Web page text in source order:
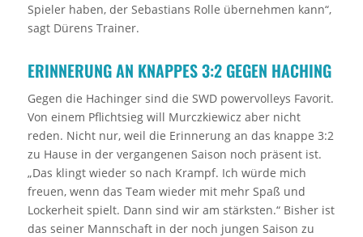
Spieler haben, der Sebastians Rolle übernehmen kann“,
sagt Dürens Trainer.
ERINNERUNG AN KNAPPES 3:2 GEGEN HACHING
Gegen die Hachinger sind die SWD powervolleys Favorit.
Von einem Pflichtsieg will Murczkiewicz aber nicht
reden. Nicht nur, weil die Erinnerung an das knappe 3:2
zu Hause in der vergangenen Saison noch präsent ist.
„Das klingt wieder so nach Krampf. Ich würde mich
freuen, wenn das Team wieder mit mehr Spaß und
Lockerheit spielt. Dann sind wir am stärksten.“ Bisher ist
das seiner Mannschaft in der noch jungen Saison zu